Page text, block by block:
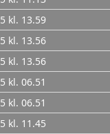
kl. 13.59
kl. 13.56
kl. 13.56
kl. 06.51
kl. 06.51
kl. 11.45